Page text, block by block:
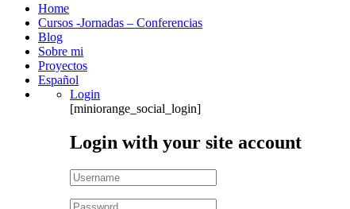
Home
Cursos -Jornadas – Conferencias
Blog
Sobre mi
Proyectos
Español
Login
[miniorange_social_login]
Login with your site account